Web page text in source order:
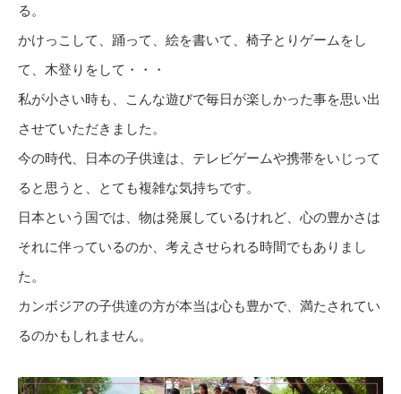
る。
かけっこして、踊って、絵を書いて、椅子とりゲームをし
て、木登りをして・・・
私が小さい時も、こんな遊びで毎日が楽しかった事を思い出
させていただきました。
今の時代、日本の子供達は、テレビゲームや携帯をいじって
ると思うと、とても複雑な気持ちです。
日本という国では、物は発展しているけれど、心の豊かさは
それに伴っているのか、考えさせられる時間でもありまし
た。
カンボジアの子供達の方が本当は心も豊かで、満たされてい
るのかもしれません。